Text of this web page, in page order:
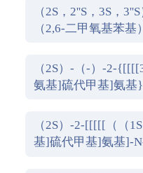
（2S，2''S，3S，
（2,6-二甲氧基苯
（2S）-（-）-2-
氨基]硫代甲基]氨基
（2S）-2-[[[[[（（
基]硫代甲基]氨基]-